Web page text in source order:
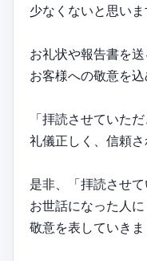
少なくないと思いま
お礼状や報告書を送
お客様への敬意を込
「拝読させていた
礼儀正しく、信頼さ
是非、「拝読させ
お世話になった人に
敬意を表していきま